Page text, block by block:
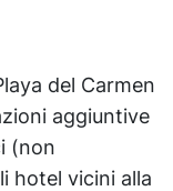
del Carmen
aggiuntive
(non
hotel vicini alla